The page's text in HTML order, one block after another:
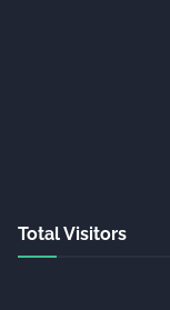
Total Visitors